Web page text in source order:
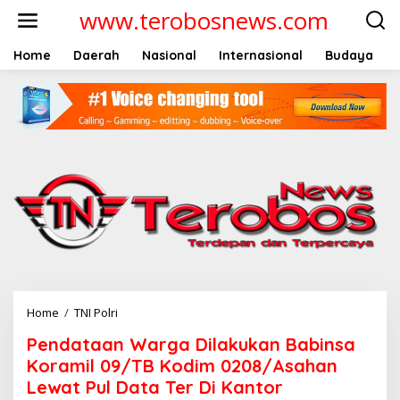
t
www.terobosnews.com
Home Daerah Nasional Internasional Budaya
Home / TNI Polri
n
d
a
t
Pendataan Warga Dilakukan Babinsa
Koramil 09/TB Kodim 0208/Asahan
Lewat Pul Data Ter Di Kantor